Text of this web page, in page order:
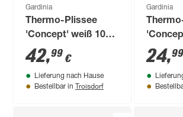
Gardinia
Thermo-Plissee
'Concept' weiß 100 x
130 cm
42,99 €
Lieferung nach Hause
Bestellbar in Troisdorf
Gardinia
130 cm
24,99